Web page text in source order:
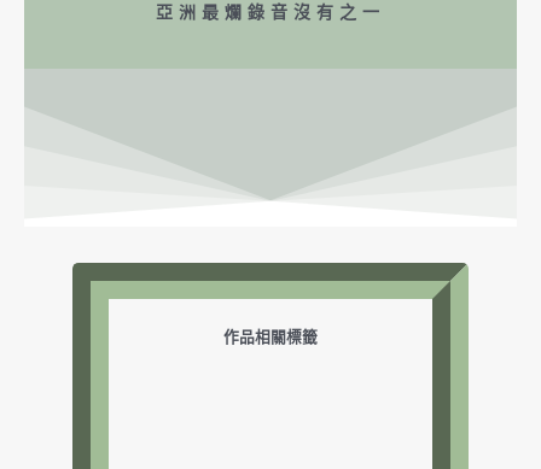
亞洲最爛錄音沒有之一
作品相關標籤